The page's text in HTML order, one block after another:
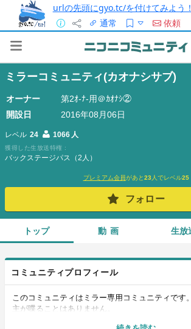
urlの先頭にgyo.tc/を付けてみよう！
通常
依頼